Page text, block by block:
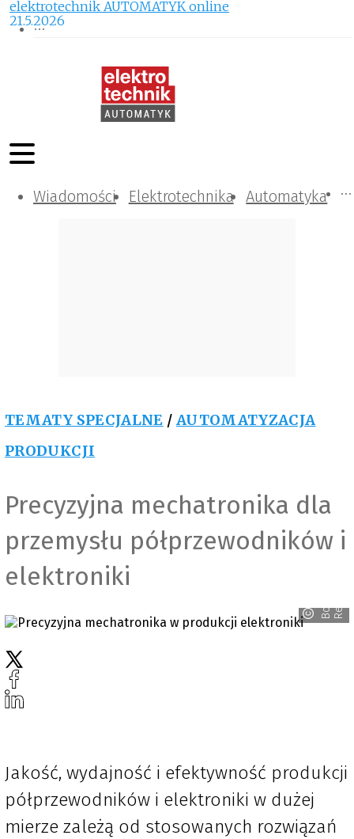
Wiadomości Elektrotechnika Automatyka
Komunikacja i IT
Kontrola
Tematy specjalne
TEMATY SPECJALNE / AUTOMATYZACJA
PRODUKCJI
Precyzyjna mechatronika dla
przemysłu półprzewodników i
elektroniki
B
o
s
c
h
R
e
x
r
o
th
elektrotechnik AUTOMATYK online
21.5.2026
Jakość, wydajność i efektywność produkcji
półprzewodników i elektroniki w dużej
mierze zależą od stosowanych rozwiązań